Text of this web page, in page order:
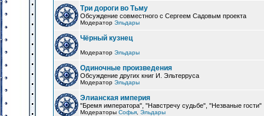
Три дороги во Тьму
Обсуждение совместного с Сергеем Садовым проекта
Модератор Эльдары
Чёрный кузнец
Модератор Эльдары
Одиночные произведения
Обсуждение других книг И. Эльтерруса
Модератор Эльдары
Элианская империя
"Бремя императора", "Навстречу судьбе", "Незваные гости"
Модераторы Софья Эльдары